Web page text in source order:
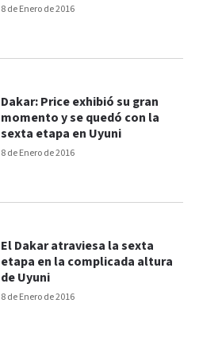
8 de Enero de 2016
8 de Enero de 2016
Dakar: Price exhibió su gran
momento y se quedó con la
sexta etapa en Uyuni
8 de Enero de 2016
El Dakar atraviesa la sexta
etapa en la complicada altura
de Uyuni